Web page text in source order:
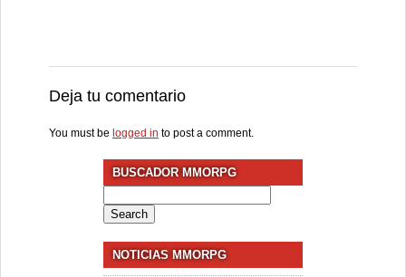
Deja tu comentario
You must be logged in to post a comment.
BUSCADOR MMORPG
for:
NOTICIAS MMORPG